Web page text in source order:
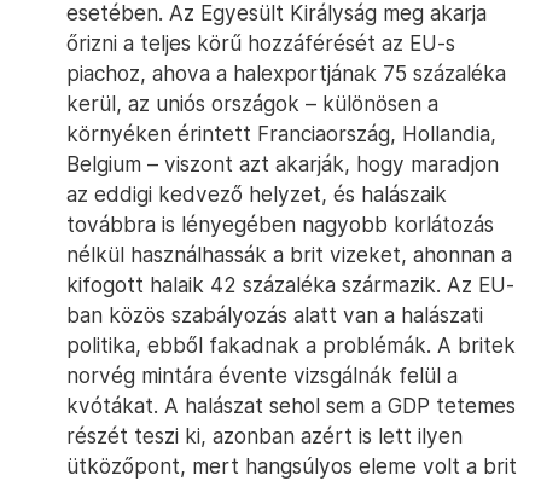
esetében. Az Egyesült Királyság meg akarja
őrizni a teljes körű hozzáférését az EU-s
piachoz, ahova a halexportjának 75 százaléka
kerül, az uniós országok – különösen a
környéken érintett Franciaország, Hollandia,
Belgium – viszont azt akarják, hogy maradjon
az eddigi kedvező helyzet, és halászaik
továbbra is lényegében nagyobb korlátozás
nélkül használhassák a brit vizeket, ahonnan a
kifogott halaik 42 százaléka származik. Az EU-
ban közös szabályozás alatt van a halászati
politika, ebből fakadnak a problémák. A britek
norvég mintára évente vizsgálnák felül a
kvótákat. A halászat sehol sem a GDP tetemes
részét teszi ki, azonban azért is lett ilyen
ütközőpont, mert hangsúlyos eleme volt a brit